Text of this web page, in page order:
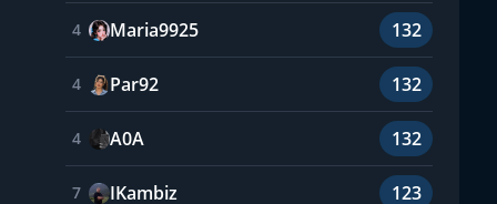
4 Maria9925 132
4 Par92 132
4 A0A 132
7 IKambiz 123